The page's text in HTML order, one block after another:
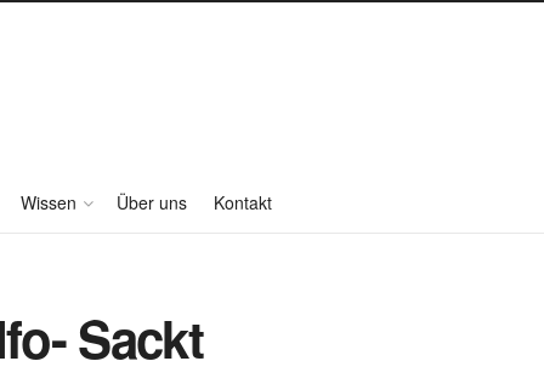
Wissen Über uns Kontakt
Sackt